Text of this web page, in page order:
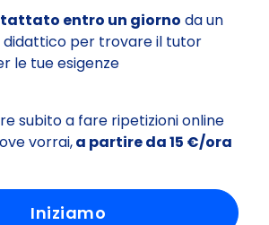
entro un giorno da un
didattico per trovare il tutor
le tue esigenze
subito a fare ripetizioni online
vorrai,a partire da 15 €/ora
Iniziamo